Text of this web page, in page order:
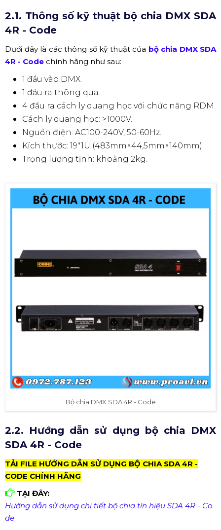
2.1. Thông số kỹ thuật bộ chia DMX SDA
4R - Code
Dưới đây là các thông số kỹ thuật của bộ chia DMX SDA
4R - Code chính hãng như sau:
1 đầu vào DMX.
1 đầu ra thông qua.
4 đầu ra cách ly quang học với chức năng RDM.
Cách ly quang học: >1000V.
Nguồn điện: AC100-240V, 50-60Hz.
Kích thước: 19"1U (483mm×44,5mm×140mm).
Trọng lượng tịnh: khoảng 2kg.
Bộ chia DMX SDA 4R - Code
2.2. Hướng dẫn sử dụng bộ chia DMX
SDA 4R - Code
TẢI FILE HƯỚNG DẪN SỬ DỤNG BỘ CHIA SDA 4R -
CODE CHÍNH HÃNG
TẠI ĐÂY:
Hướng dẫn sử dụng chi tiết bộ chia tín hiệu SDA 4R - Co
de